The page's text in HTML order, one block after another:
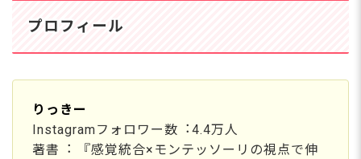
プロフィール
りっきー
Instagramフォロワー数︓4.4万⼈
著書︓ 『感覚統合×モンテッソーリの視点で伸